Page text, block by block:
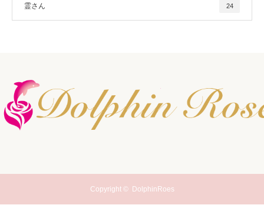
霊さん 24
Copyright © DolphinRoes